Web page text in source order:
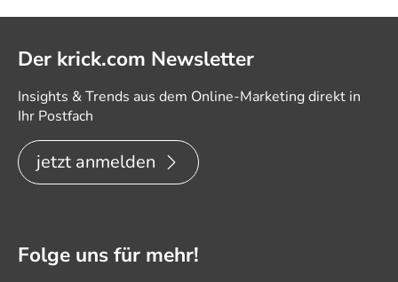
Der krick.com Newsletter
Insights & Trends aus dem Online-Marketing direkt in
Ihr Postfach
jetzt anmelden
Folge uns für mehr!